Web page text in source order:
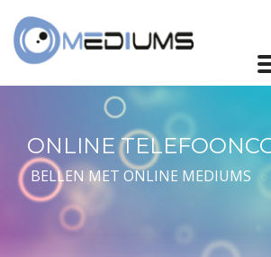
ONLINE
BELLEN MET ONLINE MEDIUMS